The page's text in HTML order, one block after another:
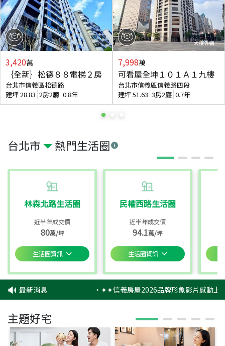
台北市 熱門生活圈
林森北路生活圈
近半年成交價
80萬/坪
生活圈資訊
民權西路生活圈
近半年成交價
94.1萬/坪
生活圈資訊
3,420萬
｛全新｝松德８８電梯２房
台北市信義區松德路
建坪28.83 2房2廳 0.8年
7,998萬
可看屋全坤１０１Ａ１九樓
台北市信義區信義路四段
建坪51.63 3房2廳 0.7年
最新消息 ‧✦✦信義房屋2026品牌形象影片感動上
主題好宅